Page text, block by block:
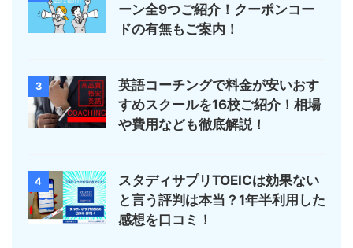
ーン全9つご紹介！クーポンコー
ドの有無もご案内！
3
英語コーチングで料金が安いおす
すめスクールを16校ご紹介！相場
や費用なども徹底解説！
4
スタディサプリTOEICは効果ない
と言う評判は本当？1年半利用した
感想を口コミ！